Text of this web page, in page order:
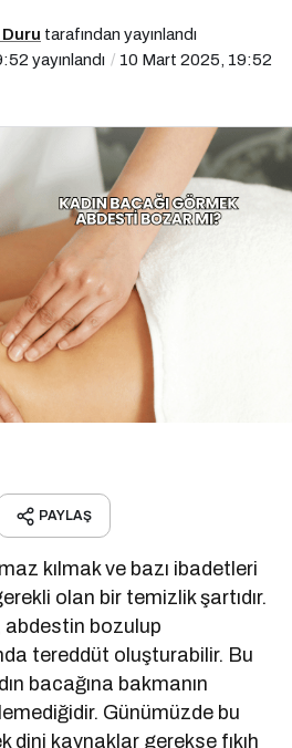
tarafından yayınlandı
yayınlandı
10 Mart 2025, 19:52
PAYLAŞ
kılmak ve bazı ibadetleri
olan bir temizlik şartıdır.
abdestin bozulup
tereddüt oluşturabilir. Bu
bacağına bakmanın
Günümüzde bu
dini kaynaklar gerekse fıkıh